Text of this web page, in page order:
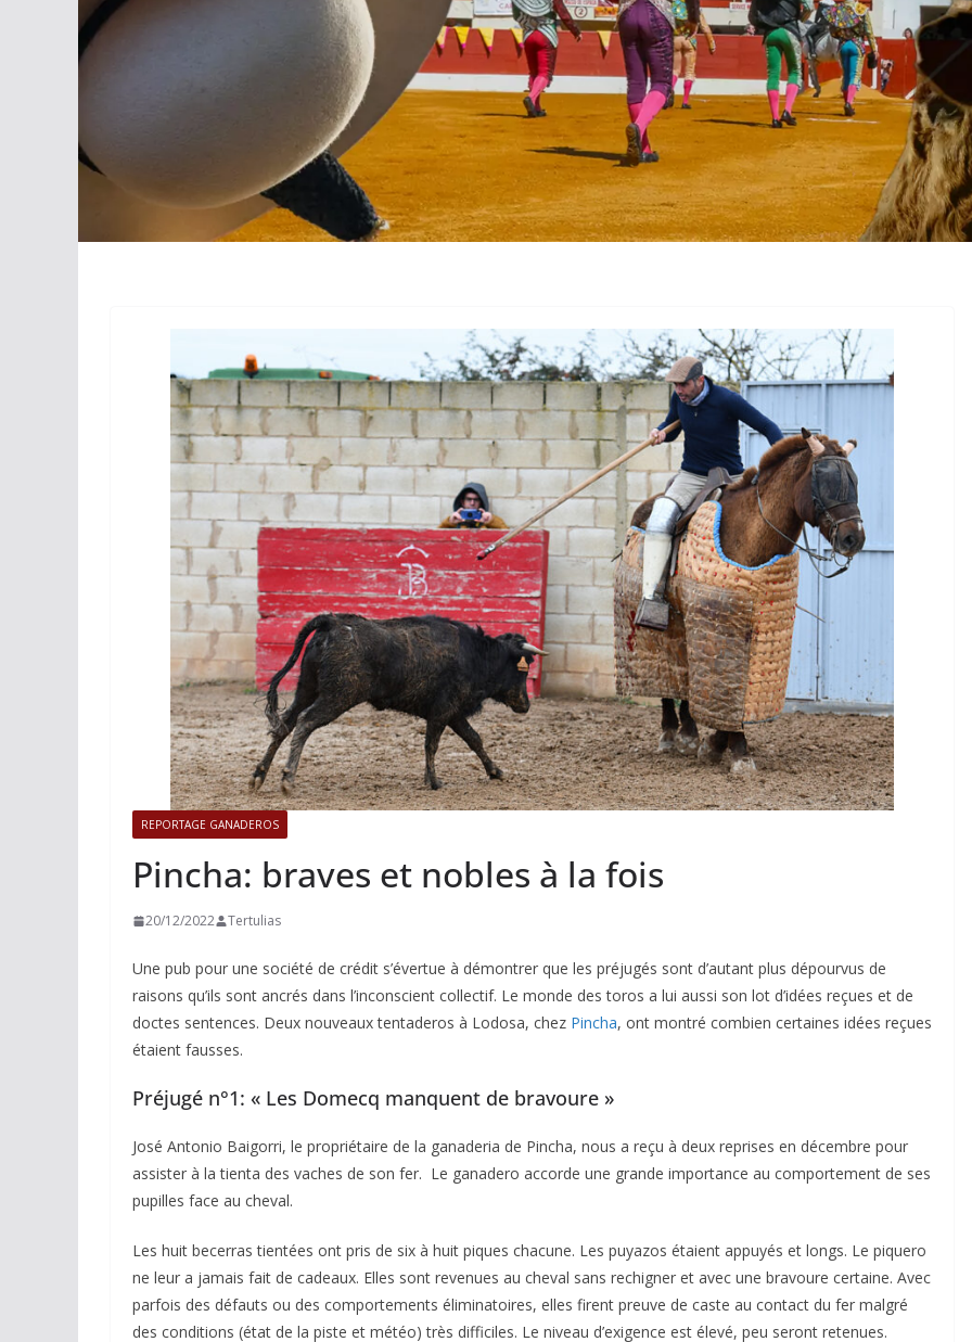
REPORTAGE GANADEROS
Pincha: braves et nobles à la fois
20/12/2022 Tertulias
Une pub pour une société de crédit s’évertue à démontrer que les préjugés sont d’autant plus dépourvus de
raisons qu’ils sont ancrés dans l’inconscient collectif. Le monde des toros a lui aussi son lot d’idées reçues et de
doctes sentences. Deux nouveaux tentaderos à Lodosa, chez Pincha, ont montré combien certaines idées reçues
étaient fausses.
Préjugé n°1: « Les Domecq manquent de bravoure »
José Antonio Baigorri, le propriétaire de la ganaderia de Pincha, nous a reçu à deux reprises en décembre pour
assister à la tienta des vaches de son fer. Le ganadero accorde une grande importance au comportement de ses
pupilles face au cheval.
Les huit becerras tientées ont pris de six à huit piques chacune. Les puyazos étaient appuyés et longs. Le piquero
ne leur a jamais fait de cadeaux. Elles sont revenues au cheval sans rechigner et avec une bravoure certaine. Avec
parfois des défauts ou des comportements éliminatoires, elles firent preuve de caste au contact du fer malgré
des conditions (état de la piste et météo) très difficiles. Le niveau d’exigence est élevé, peu seront retenues.
ACTUALITÉS TAURINES PHOTOS TAURINES 2026
Istres, l’ouverture en
photos
19/06/2026 Tertulias
ACTUALITÉS TAURINES PHOTOS TAURINES 2026
Bayonne, la corrida des
fêtes en photos
17/07/2026 Tertulias